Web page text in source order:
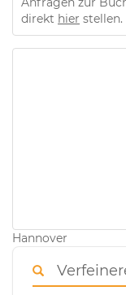
direkt hier stellen.
Hannover